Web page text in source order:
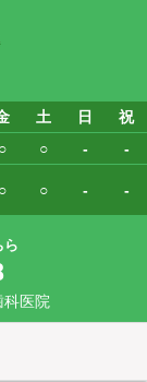
土 日
祝
○ ○ -
-
○ ○ - -
ら
医院